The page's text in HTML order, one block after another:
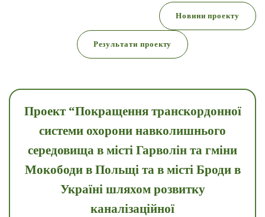
Новини проекту
Результати проекту
Проект “Покращення транскордонної
системи охорони навколишнього
середовища в місті Гарволін та гміни
Мокободи в Польщі та в місті Броди в
Україні шляхом розвитку
каналізаційної